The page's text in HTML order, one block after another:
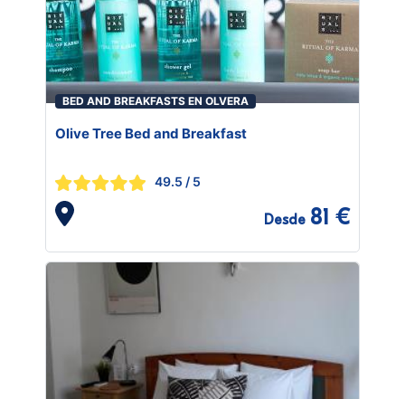
BED AND BREAKFASTS EN OLVERA
Olive Tree Bed and Breakfast
49.5 / 5
Desde 81 €